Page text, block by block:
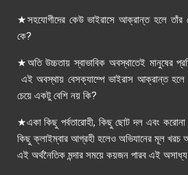
★সহযোগীদের কেউ ভাইরাসে আক্রান্ত হলে তাঁর
কে?
★অতি উচ্চতায় স্বাভাবিক অবস্থাতেই মানুষের
এই অবস্থায় বেসক্যাম্পে ভাইরাস আক্রান্ত হলে
চেয়ে একটু বেশি নয় কি?
★একা কিছু পর্বতারোহী, কিছু ছোট দল এবং করোনা
কিছু ক্লাইম্বার আগ্রহী হলেও অভিযানের মূল খরচ
এই অর্থনৈতিক মন্দার সময়ে কয়জন পারব এই